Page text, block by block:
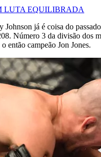
LUTA EQUILIBRADA
já é coisa do
Número 3 da divisão dos
então campeão Jon Jones.